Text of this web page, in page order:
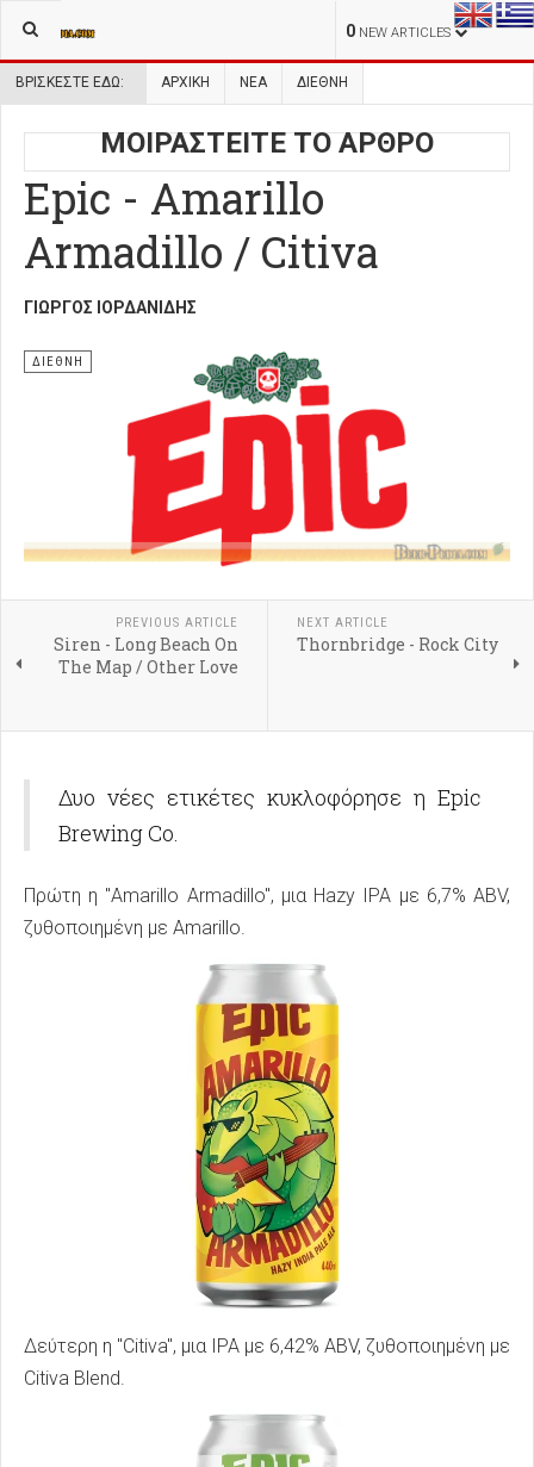
0 NEW ARTICLES
ΒΡΊΣΚΕΣΤΕ ΕΔΏ: ΑΡΧΙΚΉ ΝΕΑ ΔΙΕΘΝΗ
ΜΟΙΡΑΣΤΕΙΤΕ ΤΟ ΑΡΘΡΟ
Epic - Amarillo
Armadillo / Citiva
ΓΙΏΡΓΟΣ ΙΟΡΔΑΝΊΔΗΣ
ΔΙΕΘΝΗ
PREVIOUS ARTICLE
Siren - Long Beach On
The Map / Other Love
NEXT ARTICLE
Thornbridge - Rock City
Δυο νέες ετικέτες κυκλοφόρησε η Epic
Brewing Co.
Πρώτη η "Amarillo Armadillo", μια Hazy IPA με 6,7% ABV,
ζυθοποιημένη με Amarillo.
Δεύτερη η "Citiva", μια IPA με 6,42% ABV, ζυθοποιημένη με
Citiva Blend.